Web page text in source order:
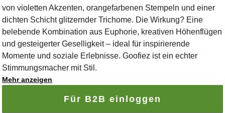
von violetten Akzenten, orangefarbenen Stempeln und einer
dichten Schicht glitzernder Trichome. Die Wirkung? Eine
belebende Kombination aus Euphorie, kreativen Höhenflügen
und gesteigerter Geselligkeit – ideal für inspirierende
Momente und soziale Erlebnisse. Goofiez ist ein echter
Stimmungsmacher mit Stil.
Mehr anzeigen
Für B2B einloggen